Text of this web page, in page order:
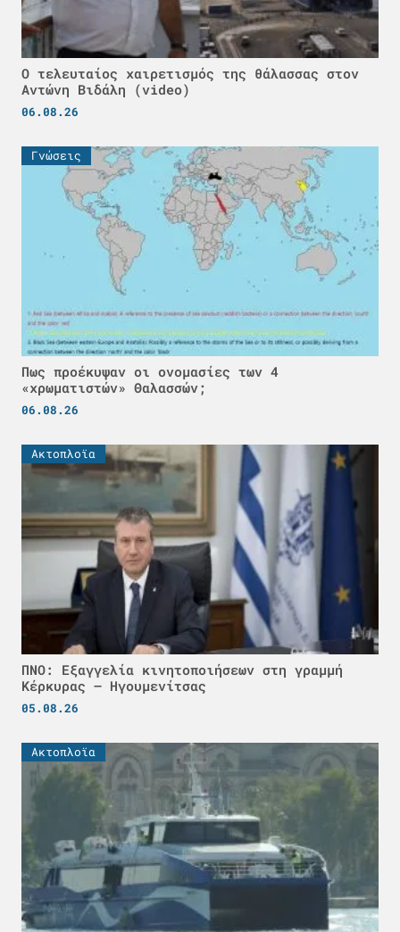
Ο τελευταίος χαιρετισμός της θάλασσας στον
Αντώνη Βιδάλη (video)
06.08.26
Γνώσεις
Πως προέκυψαν οι ονομασίες των 4
«χρωματιστών» Θαλασσών;
06.08.26
Ακτοπλοϊα
ΠΝΟ: Εξαγγελία κινητοποιήσεων στη γραμμή
Κέρκυρας – Ηγουμενίτσας
05.08.26
Ακτοπλοϊα